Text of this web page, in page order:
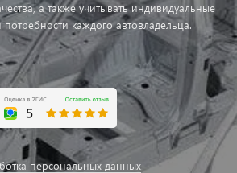
а также учитывать индивидуальные
каждого автовладельца.
персональных данных